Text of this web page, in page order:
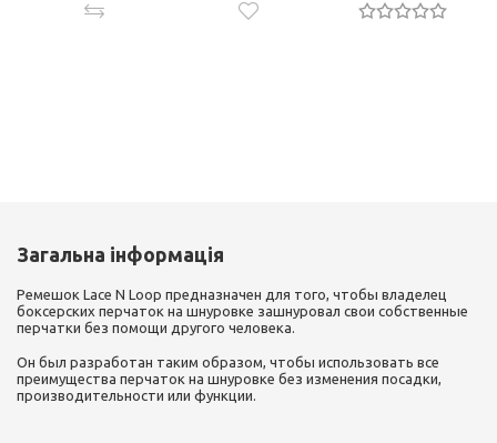
Загальна інформація
Ремешок Lace N Loop предназначен для того, чтобы владелец
боксерских перчаток на шнуровке зашнуровал свои собственные
перчатки без помощи другого человека.
Он был разработан таким образом, чтобы использовать все
преимущества перчаток на шнуровке без изменения посадки,
производительности или функции.